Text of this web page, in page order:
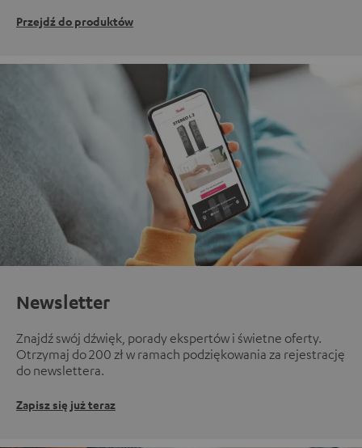
Przejdź do produktów
Newsletter
Znajdź swój dźwięk, porady ekspertów i świetne oferty.
Otrzymaj do 200 zł w ramach podziękowania za rejestrację
do newslettera.
Zapisz się już teraz